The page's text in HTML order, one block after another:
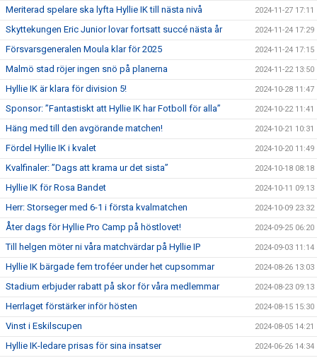
Meriterad spelare ska lyfta Hyllie IK till nästa nivå 2024-11-27 17:11
Skyttekungen Eric Junior lovar fortsatt succé nästa år 2024-11-24 17:29
Försvarsgeneralen Moula klar för 2025 2024-11-24 17:15
Malmö stad röjer ingen snö på planerna 2024-11-22 13:50
Hyllie IK är klara för division 5! 2024-10-28 11:47
Sponsor: ”Fantastiskt att Hyllie IK har Fotboll för alla” 2024-10-22 11:41
Häng med till den avgörande matchen! 2024-10-21 10:31
Fördel Hyllie IK i kvalet 2024-10-20 11:49
Kvalfinaler: ”Dags att krama ur det sista” 2024-10-18 08:18
Hyllie IK för Rosa Bandet 2024-10-11 09:13
Herr: Storseger med 6-1 i första kvalmatchen 2024-10-09 23:32
Åter dags för Hyllie Pro Camp på höstlovet! 2024-09-25 06:20
Till helgen möter ni våra matchvärdar på Hyllie IP 2024-09-03 11:14
Hyllie IK bärgade fem troféer under het cupsommar 2024-08-26 13:03
Stadium erbjuder rabatt på skor för våra medlemmar 2024-08-23 09:13
Herrlaget förstärker inför hösten 2024-08-15 15:30
Vinst i Eskilscupen 2024-08-05 14:21
Hyllie IK-ledare prisas för sina insatser 2024-06-26 14:34